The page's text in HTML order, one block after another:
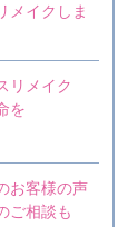
メイクしま
リメイク
を
お客様の声
ご相談も